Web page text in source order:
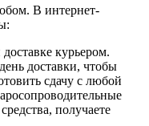
В интернет-
курьером.
доставки, чтобы
сдачу с любой
получаете